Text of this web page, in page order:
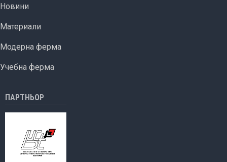
Новини
Материали
Модерна ферма
Учебна ферма
ПАРТНЬОР